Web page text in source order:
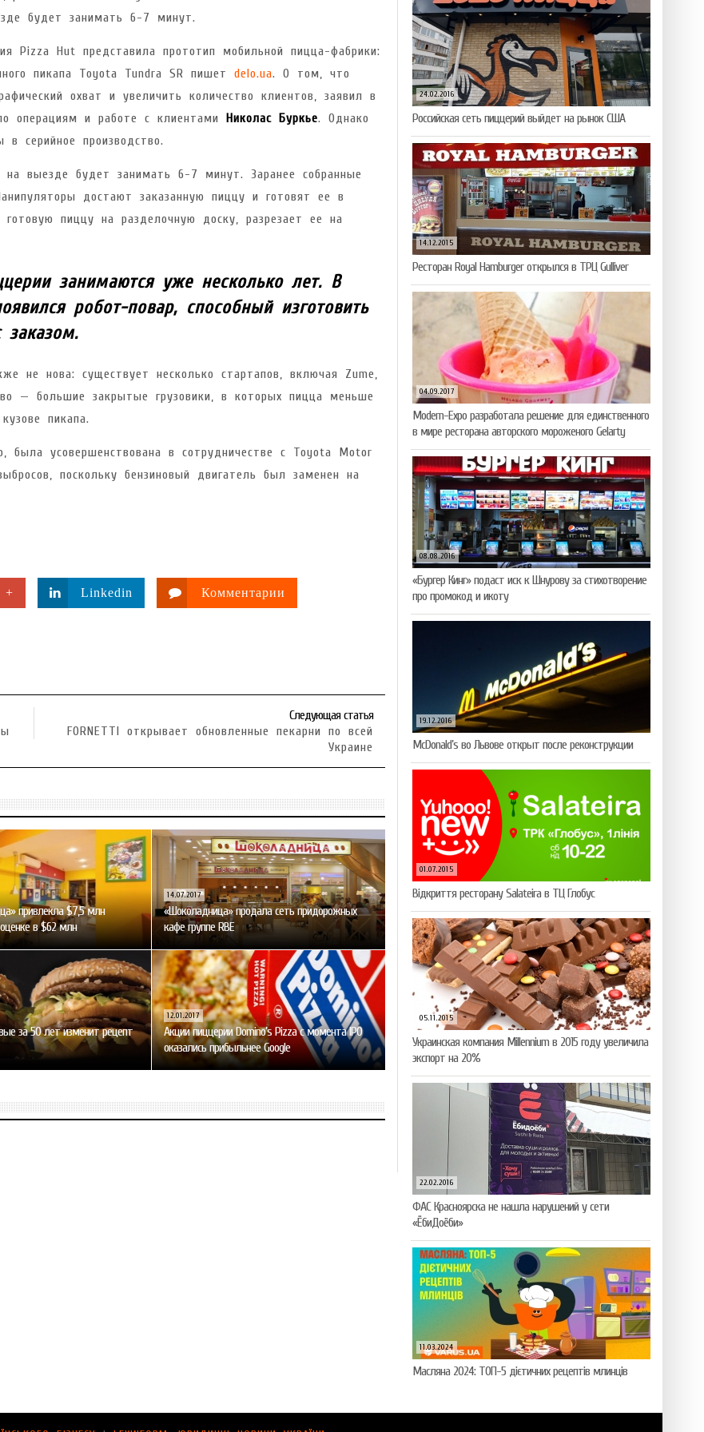
будет занимать 6-7 минут.
Pizza Hut представила прототип мобильной пицца-фабрики:
пикапа Toyota Tundra SR пишет delo.ua. О том, что
охват и увеличить количество клиентов, заявил в
операциям и работе с клиентами Николас Буркье. Однако
серийное производство.
на выезде будет занимать 6-7 минут. Заранее собранные
достают заказанную пиццу и готовят ее в
пиццу на разделочную доску, разрезает ее на
занимаются уже несколько лет. В
робот-повар, способный изготовить
заказом.
не нова: существует несколько стартапов, включая Zume,
— большие закрытые грузовики, в которых пицца меньше
пикапа.
была усовершенствована в сотрудничестве с Toyota Motor
поскольку бензиновый двигатель был заменен на
+ Linkedin Комментарии
Следующая статья
FORNETTI открывает обновленные пекарни по всей
Украине
привлекла $7,5 млн
в $62 млн
14.07.2017
«Шоколадница» продала сеть придорожных
кафе группе RBE
за 50 лет изменит рецепт
12.01.2017
Акции пиццерии Domino’s Pizza с момента IPO
оказались прибыльнее Google
24.02.2016
Российская сеть пиццерий выйдет на рынок США
14.12.2015
Ресторан Royal Hamburger открылся в ТРЦ Gulliver
04.09.2017
Modern-Expo разработала решение для единственного
в мире ресторана авторского мороженого Gelarty
08.08.2016
«Бургер Кинг» подаст иск к Шнурову за стихотворение
про промокод и икоту
19.12.2016
McDonald’s во Львове открыт после реконструкции
01.07.2015
Відкриття ресторану Salateirа в ТЦ Глобус
05.11.2015
Украинская компания Millennium в 2015 году увеличила
экспорт на 20%
22.02.2016
ФАС Красноярска не нашла нарушений у сети
«ЁбиДоёби»
11.03.2024
Масляна 2024: ТОП-5 дієтичних рецептів млинців